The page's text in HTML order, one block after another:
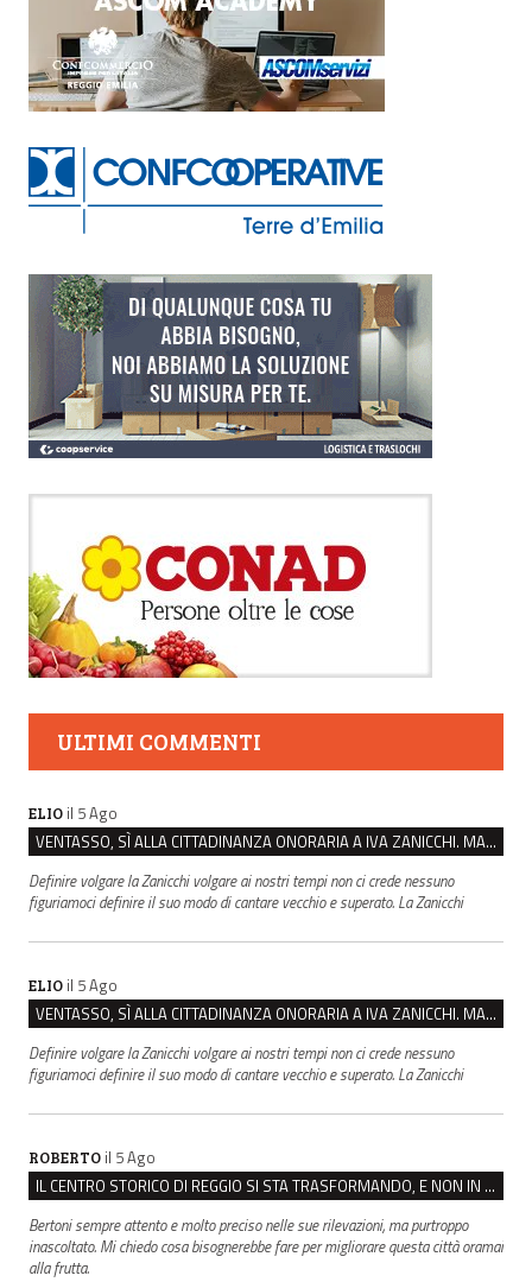
ULTIMI COMMENTI
ELIO il 5 Ago
VENTASSO, SÌ ALLA CITTADINANZA ONORARIA A IVA ZANICCHI. MA BARGIACCHI: “È DI PESSIMO GUSTO”
Definire volgare la Zanicchi volgare ai nostri tempi non ci crede nessuno
figuriamoci definire il suo modo di cantare vecchio e superato. La Zanicchi
ELIO il 5 Ago
VENTASSO, SÌ ALLA CITTADINANZA ONORARIA A IVA ZANICCHI. MA BARGIACCHI: “È DI PESSIMO GUSTO”
Definire volgare la Zanicchi volgare ai nostri tempi non ci crede nessuno
figuriamoci definire il suo modo di cantare vecchio e superato. La Zanicchi
ROBERTO il 5 Ago
IL CENTRO STORICO DI REGGIO SI STA TRASFORMANDO, E NON IN MEGLIO
Bertoni sempre attento e molto preciso nelle sue rilevazioni, ma purtroppo
inascoltato. Mi chiedo cosa bisognerebbe fare per migliorare questa città oramai
alla frutta.